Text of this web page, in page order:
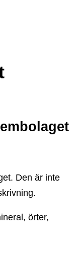
Den är inte
örter,